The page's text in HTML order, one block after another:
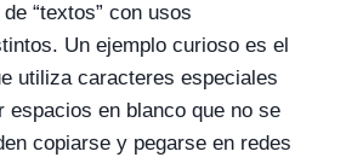
“textos” con usos
Un ejemplo curioso es el
utiliza caracteres especiales
espacios en blanco que no se
copiarse y pegarse en redes